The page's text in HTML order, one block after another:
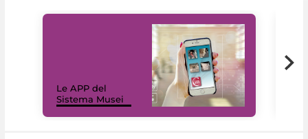
Le APP del
Sistema Musei